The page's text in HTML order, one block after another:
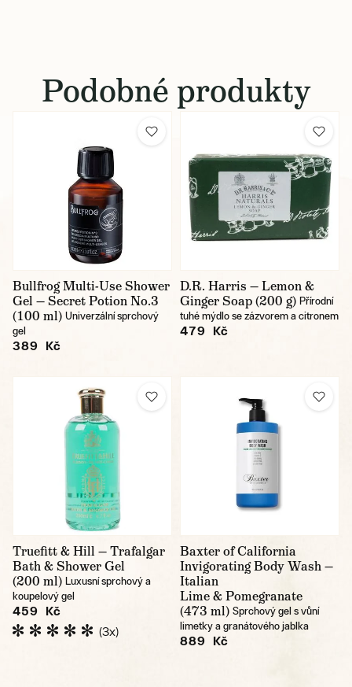
Podobné produkty
Bullfrog Multi-Use Shower
Gel — Secret Potion No.3
(100 ml) Univerzální sprchový
gel
389 Kč
D.R. Harris — Lemon &
Ginger Soap (200 g) Přírodní
tuhé mýdlo se zázvorem a citronem
479 Kč
Truefitt & Hill — Trafalgar
Bath & Shower Gel
(200 ml) Luxusní sprchový a
koupelový gel
459 Kč
(3x)
Baxter of California
Invigorating Body Wash —
Italian
Lime & Pomegranate
(473 ml) Sprchový gel s vůní
limetky a granátového jablka
889 Kč